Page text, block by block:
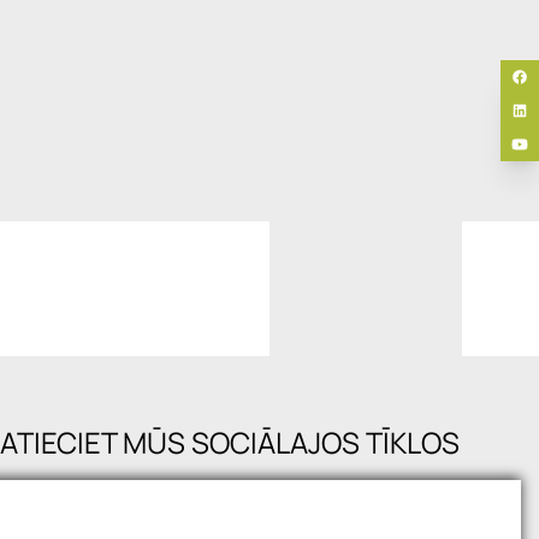
MŪS SOCIĀLAJOS TĪKLOS